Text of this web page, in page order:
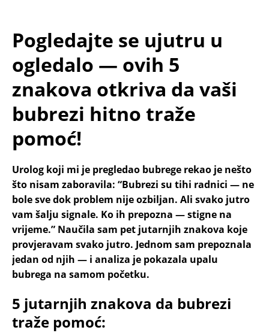
Pogledajte se ujutru u
ogledalo — ovih 5
znakova otkriva da vaši
bubrezi hitno traže
pomoć!
Urolog koji mi je pregledao bubrege rekao je nešto
što nisam zaboravila: “Bubrezi su tihi radnici — ne
bole sve dok problem nije ozbiljan. Ali svako jutro
vam šalju signale. Ko ih prepozna — stigne na
vrijeme.” Naučila sam pet jutarnjih znakova koje
provjeravam svako jutro. Jednom sam prepoznala
jedan od njih — i analiza je pokazala upalu
bubrega na samom početku.
5 jutarnjih znakova da bubrezi
traže pomoć: